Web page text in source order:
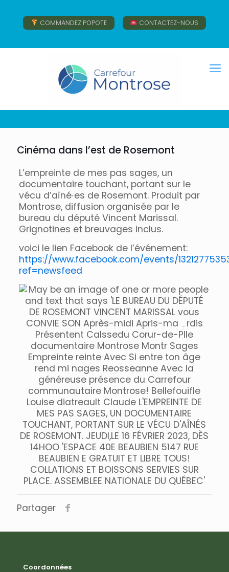
COMMANDEZ POPOTE CONTACTEZ-NOUS
Cinéma dans l’est de Rosemont
L’empreinte de mes pas sages, un
documentaire touchant, portant sur le
vécu d’aîné‧es de Rosemont. Produit par
Montrose, diffusion organisée par le
bureau du député Vincent Marissal.
Grignotines et breuvages inclus.
voici le lien Facebook de l’événement:
https://www.facebook.com/events/
ref=newsfeed
Partager
Coordonnées